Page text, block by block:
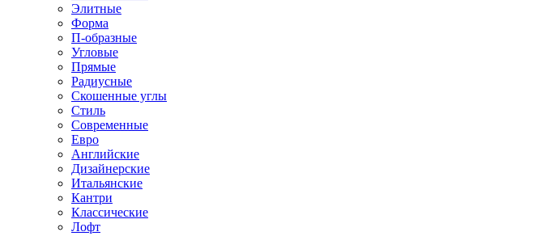
Элитные
Форма
П-образные
Угловые
Прямые
Радиусные
Скошенные углы
Стиль
Современные
Евро
Английские
Дизайнерские
Итальянские
Кантри
Классические
Лофт